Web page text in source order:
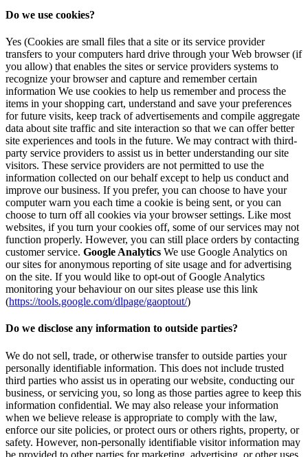
Do we use cookies?
Yes (Cookies are small files that a site or its service provider
transfers to your computers hard drive through your Web browser (if
you allow) that enables the sites or service providers systems to
recognize your browser and capture and remember certain
information We use cookies to help us remember and process the
items in your shopping cart, understand and save your preferences
for future visits, keep track of advertisements and compile aggregate
data about site traffic and site interaction so that we can offer better
site experiences and tools in the future. We may contract with third-
party service providers to assist us in better understanding our site
visitors. These service providers are not permitted to use the
information collected on our behalf except to help us conduct and
improve our business. If you prefer, you can choose to have your
computer warn you each time a cookie is being sent, or you can
choose to turn off all cookies via your browser settings. Like most
websites, if you turn your cookies off, some of our services may not
function properly. However, you can still place orders by contacting
customer service. Google Analytics We use Google Analytics on
our sites for anonymous reporting of site usage and for advertising
on the site. If you would like to opt-out of Google Analytics
monitoring your behaviour on our sites please use this link
(https://tools.google.com/dlpage/gaoptout/)
Do we disclose any information to outside parties?
We do not sell, trade, or otherwise transfer to outside parties your
personally identifiable information. This does not include trusted
third parties who assist us in operating our website, conducting our
business, or servicing you, so long as those parties agree to keep this
information confidential. We may also release your information
when we believe release is appropriate to comply with the law,
enforce our site policies, or protect ours or others rights, property, or
safety. However, non-personally identifiable visitor information may
be provided to other parties for marketing, advertising, or other uses.